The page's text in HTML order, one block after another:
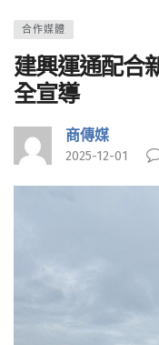
合作媒體
建興運通配合
全宣導
商傳媒
2025-12-01